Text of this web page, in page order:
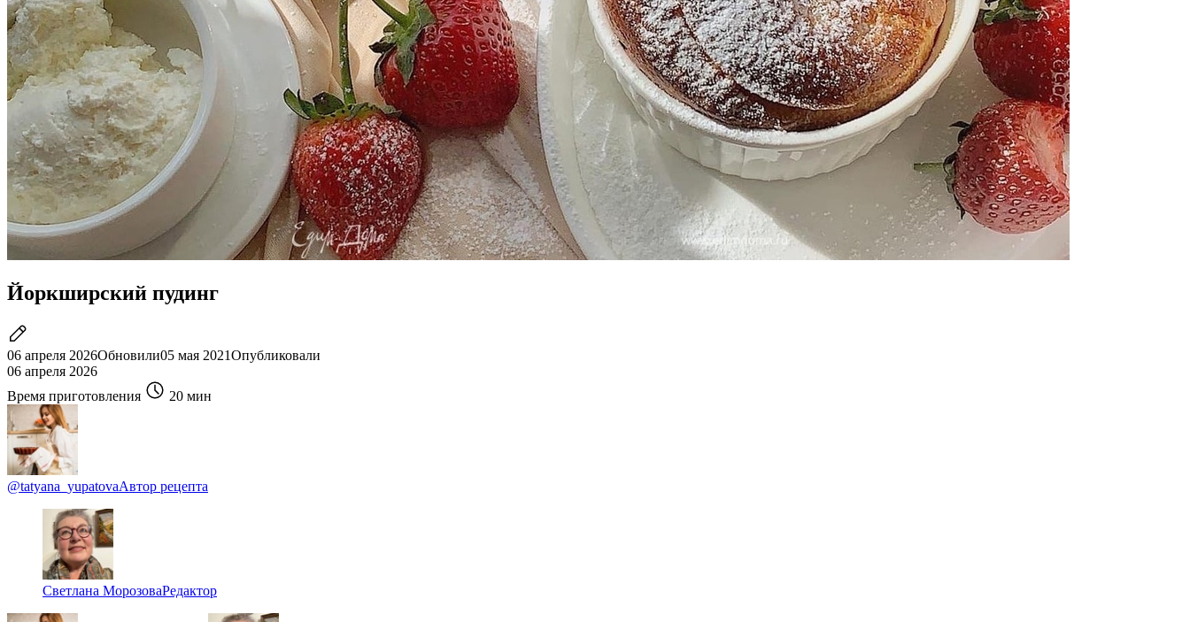
Йоркширский пудинг
06 апреля 2026Обновили05 мая 2021Опубликовали
06 апреля 2026
Время приготовления
20 мин
@tatyana_yupatovaАвтор рецепта
Светлана МорозоваРедактор